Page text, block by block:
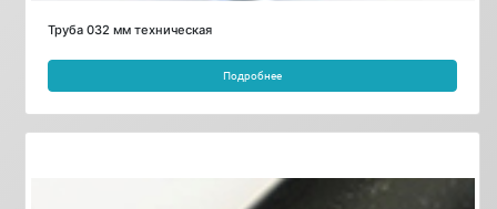
Труба 032 мм техническая
Подробнее